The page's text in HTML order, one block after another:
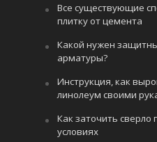
Все существующие
плитку от цемента
Какой нужен
арматуры?
Инструкция, как
линолеум своими
Как заточить
условиях